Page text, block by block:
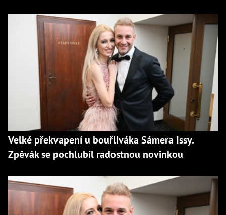
Velké překvapení u bouřliváka Sámera Issy.
Zpěvák se pochlubil radostnou novinkou